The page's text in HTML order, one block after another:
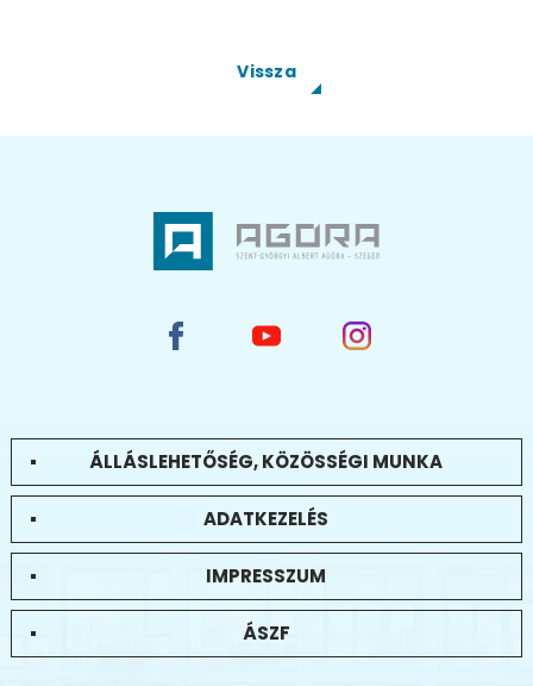
Vissza
ÁLLÁSLEHETŐSÉG, KÖZÖSSÉGI MUNKA
ADATKEZELÉS
IMPRESSZUM
ÁSZF